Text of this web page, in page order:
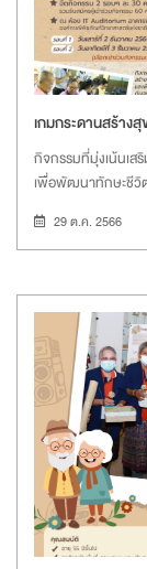
เกมกระดานสร้าง
กิจกรรมที่มุ่งเน้นเส
เพื่อพัฒนาทักษะชีวิ
29 ต.ค. 2566